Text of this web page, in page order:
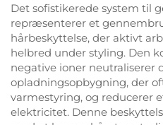
Det sofistikerede system til
repræsenterer et
hårbeskyttelse, der aktivt
helbred under styling. Den
negative ioner neutraliserer
opladningsopbygning, der
varmestyring, og reducerer
elektricitet. Denne